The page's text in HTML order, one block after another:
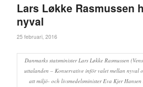
Lars Løkke Rasmussen
nyval
25 februari, 2016
Danmarks statsminister Lars Løkke Rasmussen
uttalanden – Konservative inför valet mellan nyval
att miljö- och livsmedelsminister Eva Kjer